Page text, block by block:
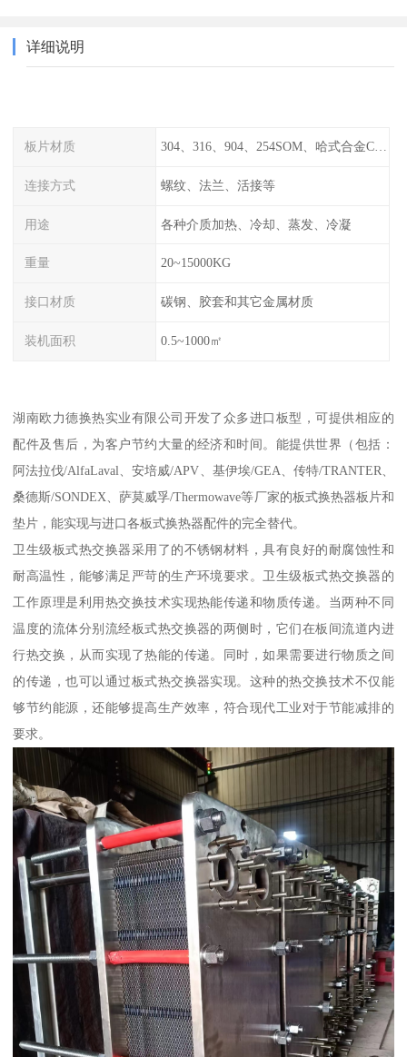
详细说明
板片材质 304、316、904、254SOM、哈式合金C-276、TA1等
连接方式 螺纹、法兰、活接等
用途 各种介质加热、冷却、蒸发、冷凝
重量 20~15000KG
接口材质 碳钢、胶套和其它金属材质
装机面积 0.5~1000㎡
湖南欧力德换热实业有限公司开发了众多进口板型，可提供相应的
配件及售后，为客户节约大量的经济和时间。能提供世界（包括：
阿法拉伐/AlfaLaval、安培威/APV、基伊埃/GEA、传特/TRANTER、
桑德斯/SONDEX、萨莫威孚/Thermowave等厂家的板式换热器板片和
垫片，能实现与进口各板式换热器配件的完全替代。
卫生级板式热交换器采用了的不锈钢材料，具有良好的耐腐蚀性和
耐高温性，能够满足严苛的生产环境要求。卫生级板式热交换器的
工作原理是利用热交换技术实现热能传递和物质传递。当两种不同
温度的流体分别流经板式热交换器的两侧时，它们在板间流道内进
行热交换，从而实现了热能的传递。同时，如果需要进行物质之间
的传递，也可以通过板式热交换器实现。这种的热交换技术不仅能
够节约能源，还能够提高生产效率，符合现代工业对于节能减排的
要求。